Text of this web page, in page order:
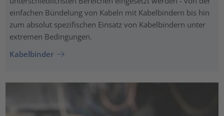
einfachen Bündelung von Kabeln mit Kabelbindern bis hin
zum absolut spezifischen Einsatz von Kabelbindern unter
extremen Bedingungen.
Kabelbinder